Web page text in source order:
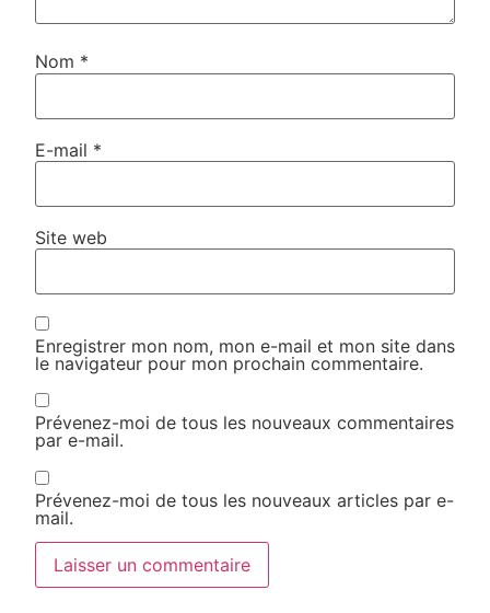
Nom *
E-mail *
Site web
Enregistrer mon nom, mon e-mail et mon site dans
le navigateur pour mon prochain commentaire.
Prévenez-moi de tous les nouveaux commentaires
par e-mail.
Prévenez-moi de tous les nouveaux articles par e-
mail.